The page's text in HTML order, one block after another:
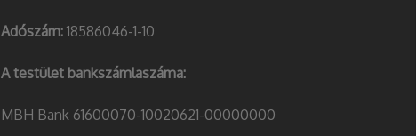
Adószám: 18586046-1-10
A testület bankszámlaszáma:
MBH Bank 61600070-10020621-00000000